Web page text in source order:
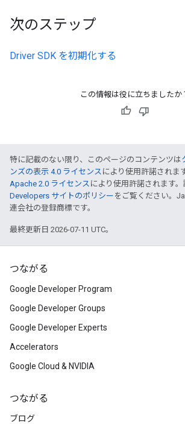
次のステップ
Driver SDK を初期化する
この情報は役に立ちましたか
特に記載のない限り、このページのコンテンツは
ンズの表示 4.0 ライセンス により使用許諾されま
Apache 2.0 ライセンス により使用許諾されます。
Developers サイトのポリシー をご覧ください。
連会社の登録商標です。
最終更新日 2026-07-11 UTC。
つながる
Google Developer Program
Google Developer Groups
Google Developer Experts
Accelerators
Google Cloud & NVIDIA
つながる
ブログ